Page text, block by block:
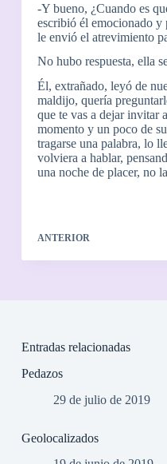
-Y bueno, ¿Cuando es
escribió él emocionado y
le envió el atrevimiento
No hubo respuesta, ella
Él, extrañado, leyó de
maldijo, quería
que te vas a dejar invitar
momento y un poco de
tragarse una palabra, lo
volviera a hablar,
una noche de placer, no
ANTERIOR
Entradas relacionadas
Pedazos
29 de julio de 2019
Geolocalizados